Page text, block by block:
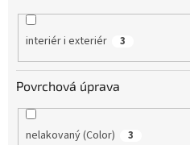
interiér i exteriér 3
Povrchová úprava
nelakovaný (Color) 3